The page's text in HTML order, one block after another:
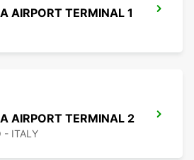
AIRPORT TERMINAL 1
AIRPORT TERMINAL 2
- ITALY